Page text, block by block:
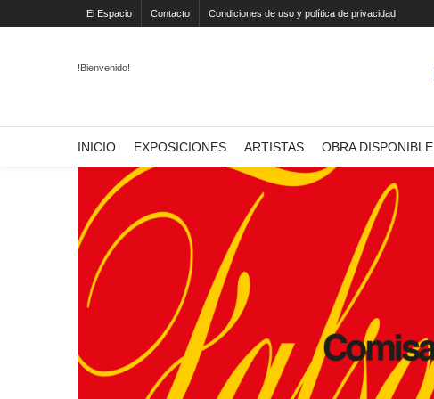
El Espacio Contacto Condiciones de uso y política de privacidad
!Bienvenido!
INICIO EXPOSICIONES ARTISTAS OBRA DISPONIBLE